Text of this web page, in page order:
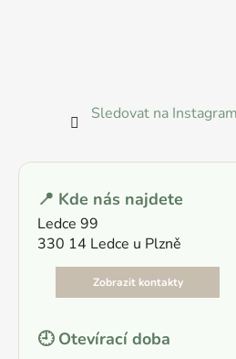
Sledovat na
📍 Kde nás najdete
Ledce 99
330 14 Ledce u Plzně
Zobrazit kontakty
🕘 Otevírací doba